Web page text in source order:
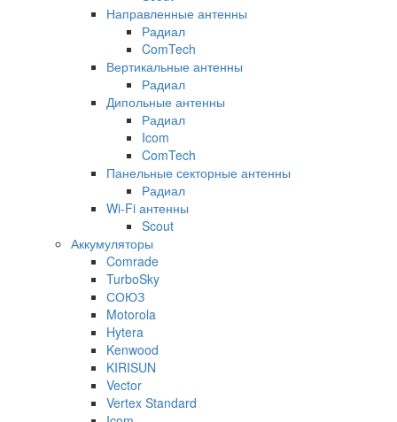
Направленные антенны
Радиал
ComTech
Вертикальные антенны
Радиал
Дипольные антенны
Радиал
Icom
ComTech
Панельные секторные антенны
Радиал
Wi-Fi антенны
Scout
Аккумуляторы
Comrade
TurboSky
СОЮЗ
Motorola
Hytera
Kenwood
KIRISUN
Vector
Vertex Standard